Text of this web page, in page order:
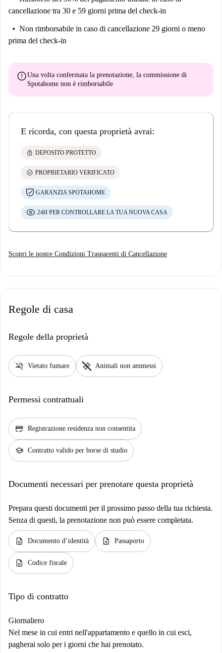
cancellazione tra 30 e 59 giorni prima del check-in
Non rimborsabile in caso di cancellazione 29 giorni o meno
prima del check-in
errorUna volta confermata la prenotazione, la commissione di
Spotahome non è rimborsabile
E ricorda, con questa proprietà avrai:
lock DEPOSITO PROTETTO
check_circle PROPRIETARIO VERIFICATO
GARANZIA SPOTAHOME
24H PER CONTROLLARE LA TUA NUOVA CASA
Scopri le nostre Condizioni Trasparenti di Cancellazione
Regole di casa
Regole della proprietà
smoke_free Vietato fumare pet_supplies Animali non ammessi
Permessi contrattuali
credit_score Registrazione residenza non consentita
school Contratto valido per borse di studio
Documenti necessari per prenotare questa proprietà
Prepara questi documenti per il prossimo passo della tua richiesta.
Senza di questi, la prenotazione non può essere completata.
description Documento d’identità description Passaporto
description Codice fiscale
Tipo di contratto
Giornaliero
Nel mese in cui entri nell'appartamento e quello in cui esci,
pagherai solo per i giorni che hai prenotato.